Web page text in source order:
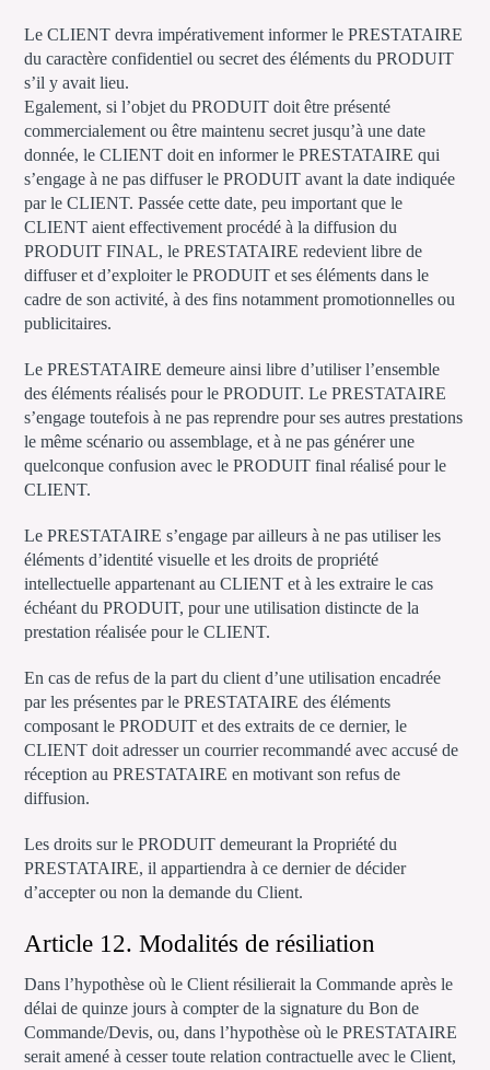
Le CLIENT devra impérativement informer le PRESTATAIRE
du caractère confidentiel ou secret des éléments du PRODUIT
s’il y avait lieu.
Egalement, si l’objet du PRODUIT doit être présenté
commercialement ou être maintenu secret jusqu’à une date
donnée, le CLIENT doit en informer le PRESTATAIRE qui
s’engage à ne pas diffuser le PRODUIT avant la date indiquée
par le CLIENT. Passée cette date, peu important que le
CLIENT aient effectivement procédé à la diffusion du
PRODUIT FINAL, le PRESTATAIRE redevient libre de
diffuser et d’exploiter le PRODUIT et ses éléments dans le
cadre de son activité, à des fins notamment promotionnelles ou
publicitaires.
Le PRESTATAIRE demeure ainsi libre d’utiliser l’ensemble
des éléments réalisés pour le PRODUIT. Le PRESTATAIRE
s’engage toutefois à ne pas reprendre pour ses autres prestations
le même scénario ou assemblage, et à ne pas générer une
quelconque confusion avec le PRODUIT final réalisé pour le
CLIENT.
Le PRESTATAIRE s’engage par ailleurs à ne pas utiliser les
éléments d’identité visuelle et les droits de propriété
intellectuelle appartenant au CLIENT et à les extraire le cas
échéant du PRODUIT, pour une utilisation distincte de la
prestation réalisée pour le CLIENT.
En cas de refus de la part du client d’une utilisation encadrée
par les présentes par le PRESTATAIRE des éléments
composant le PRODUIT et des extraits de ce dernier, le
CLIENT doit adresser un courrier recommandé avec accusé de
réception au PRESTATAIRE en motivant son refus de
diffusion.
Les droits sur le PRODUIT demeurant la Propriété du
PRESTATAIRE, il appartiendra à ce dernier de décider
d’accepter ou non la demande du Client.
Article 12. Modalités de résiliation
Dans l’hypothèse où le Client résilierait la Commande après le
délai de quinze jours à compter de la signature du Bon de
Commande/Devis, ou, dans l’hypothèse où le PRESTATAIRE
serait amené à cesser toute relation contractuelle avec le Client,